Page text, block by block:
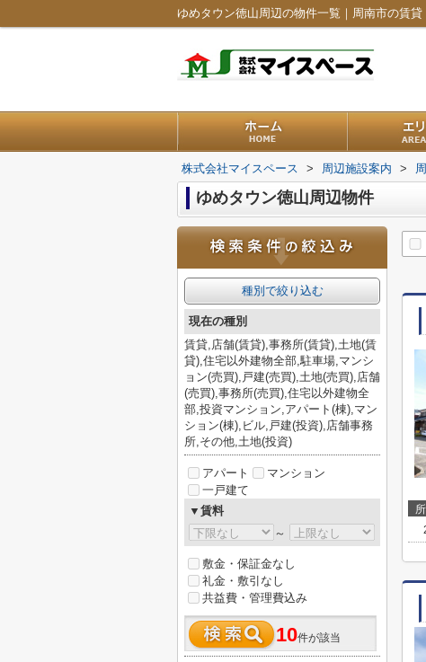
ゆめタウン徳山周辺の物件一覧｜周南市の賃
株式会社マイスペース > 周辺施設案内 >
ゆめタウン徳山周辺物件
種別で絞り込む
現在の種別
賃貸,店舗(賃貸),事務所(賃貸),土地(賃
貸),住宅以外建物全部,駐車場,マンシ
ョン(売買),戸建(売買),土地(売買),店舗
(売買),事務所(売買),住宅以外建物全
部,投資マンション,アパート(棟),マン
ション(棟),ビル,戸建(投資),店舗事務
所,その他,土地(投資)
アパート
マンション
一戸建て
▼賃料
～
敷金・保証金なし
礼金・敷引なし
共益費・管理費込み
10件が該当